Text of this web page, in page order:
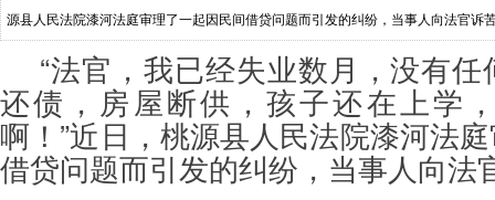
源县人民法院漆河法庭审理了一起因民间借贷问题而引发的纠纷，当事人向法官诉
约定还款期限为一年，并约定年利率为6%，后方某通过银行转账的方式向被告支付
“法官，我已经失业数月，没有
还债，房屋断供，孩子还在上学
啊！”近日，桃源县人民法院漆河法
借贷问题而引发的纠纷，当事人向法